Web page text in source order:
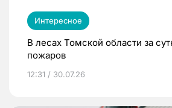
Интересное
В лесах Томской области за
пожаров
12:31 / 30.07.26